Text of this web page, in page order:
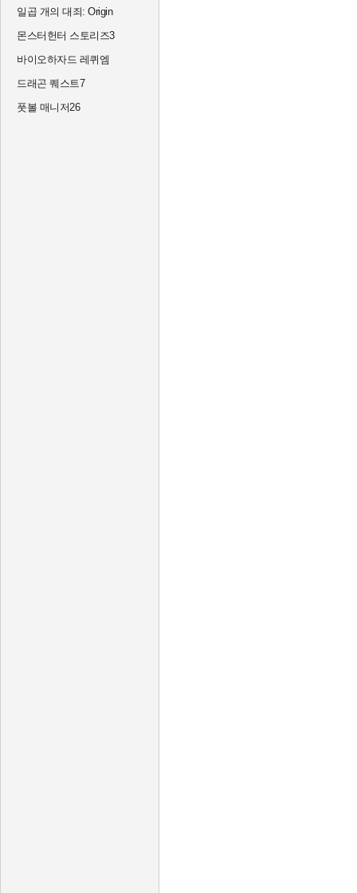
일곱 개의 대죄: Origin
몬스터헌터 스토리즈3
바이오하자드 레퀴엠
드래곤 퀘스트7
풋볼 매니저26